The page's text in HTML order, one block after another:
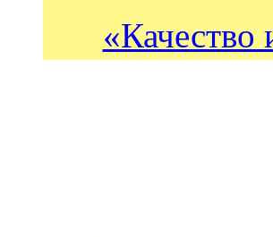
«Качество